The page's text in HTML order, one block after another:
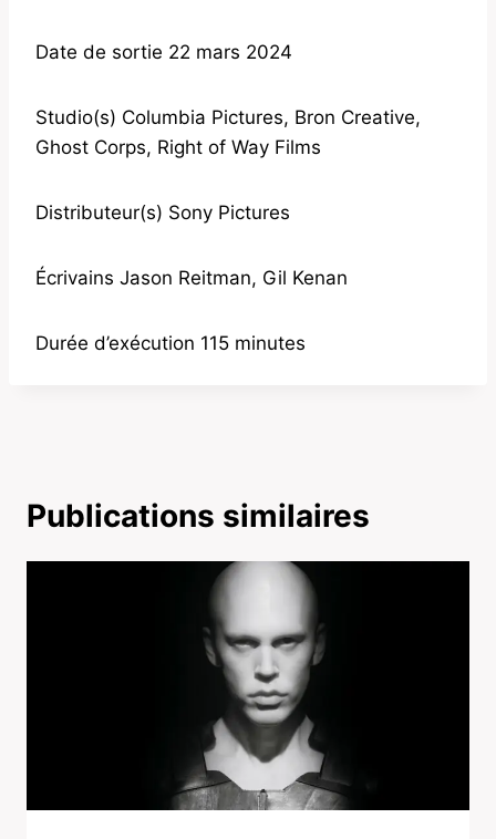
Date de sortie 22 mars 2024
Studio(s) Columbia Pictures, Bron Creative,
Ghost Corps, Right of Way Films
Distributeur(s) Sony Pictures
Écrivains Jason Reitman, Gil Kenan
Durée d’exécution 115 minutes
Publications similaires